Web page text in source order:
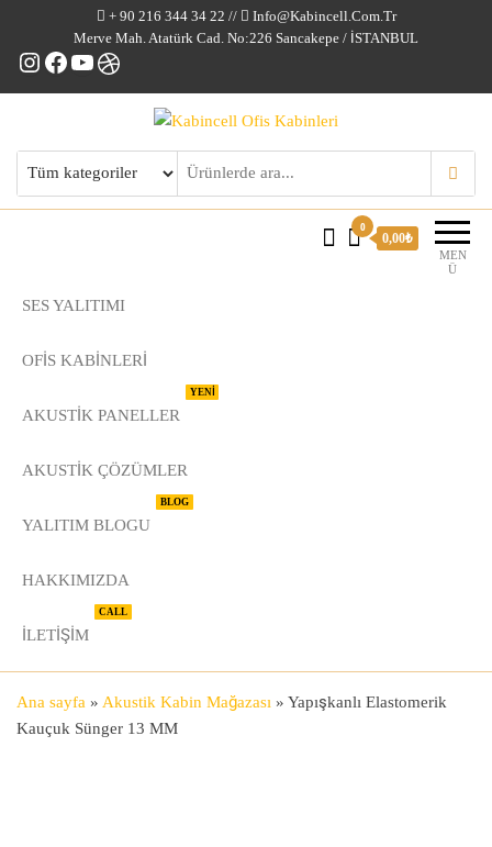
+ 90 216 344 34 22 //
Info@kabincell.com.tr
Merve Mah. Atatürk Cad. No:226 Sancakepe / İSTANBUL
Instagram
Facebook
YouTube
Dribbble
Kabincell Ofis Kabinleri
MEN
Ü
0
0,00₺
SES YALITIMI
OFİS KABİNLERİ
AKUSTİK PANELLER
YENİ
AKUSTIK ÇÖZÜMLER
YALITIM BLOGU
BLOG
HAKKIMIZDA
İLETIŞIM
CALL
Ana sayfa » Akustik Kabin Mağazası » Yapışkanlı Elastomerik
Kauçuk Sünger 13 MM